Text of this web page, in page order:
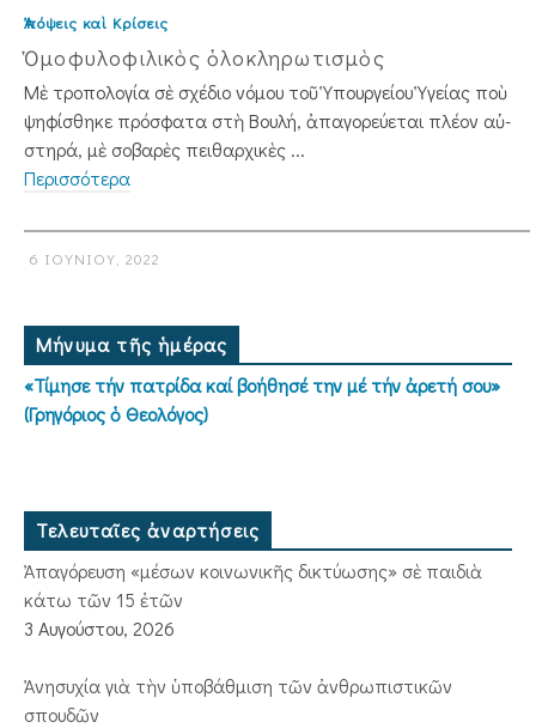
Ἀπόψεις καὶ Κρίσεις
Ὁμοφυλοφιλικὸς ὁλοκληρωτισμὸς
Μὲ τροπολογία σὲ σχέδιο νόμου τοῦ Ὑπουργείου Ὑγείας ποὺ
ψηφίσθηκε πρόσ­φατα στὴ Βουλή, ἀπαγορεύεται πλέον αὐ­
στηρά, μὲ σοβαρὲς πειθαρχικὲς ...
Περισσότερα
6 ΙΟΥΝΊΟΥ, 2022
Μήνυμα τῆς ἡμέρας
«Τίμησε τήν πατρίδα καί βοήθησέ την μέ τήν ἀρετή σου»
(Γρηγόριος ὁ Θεολόγος)
Τελευταῖες ἀναρτήσεις
Ἀπαγόρευση «μέσων κοινωνικῆς δικτύωσης» σὲ παιδιὰ
κάτω τῶν 15 ἐτῶν
3 Αυγούστου, 2026
Ἀνησυχία γιὰ τὴν ὑποβάθμιση τῶν ἀνθρωπιστικῶν
σπουδῶν